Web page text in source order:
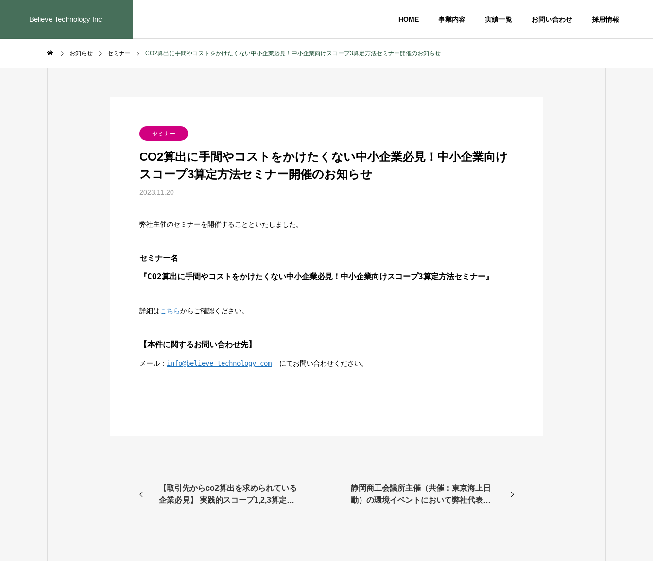
Believe Technology Inc. HOME 事業内容 実績一覧 お問い合わせ 採用情報
CO2排出量算定支援
お知らせ セミナー CO2算出に手間やコストをかけたくない中小企業必見！中小企業向けスコープ3算定方法セミナー開催のお知らせ
セミナー
CO2算出に手間やコストをかけたくない中小企業必見！中小企業向け
スコープ3算定方法セミナー開催のお知らせ
2023.11.20
弊社主催のセミナーを開催することといたしました。
セミナー名
『CO2算出に手間やコストをかけたくない中小企業必見！中小企業向けスコープ3算定方法セミナー』
詳細はこちらからご確認ください。
【本件に関するお問い合わせ先】
メール： info@believe-technology.com にてお問い合わせください。
【取引先からco2算出を求められている
企業必見】 実践的スコープ1,2,3算定方
静岡商工会議所主催（共催：東京海上日
動）の環境イベントにおいて弊社代表渡